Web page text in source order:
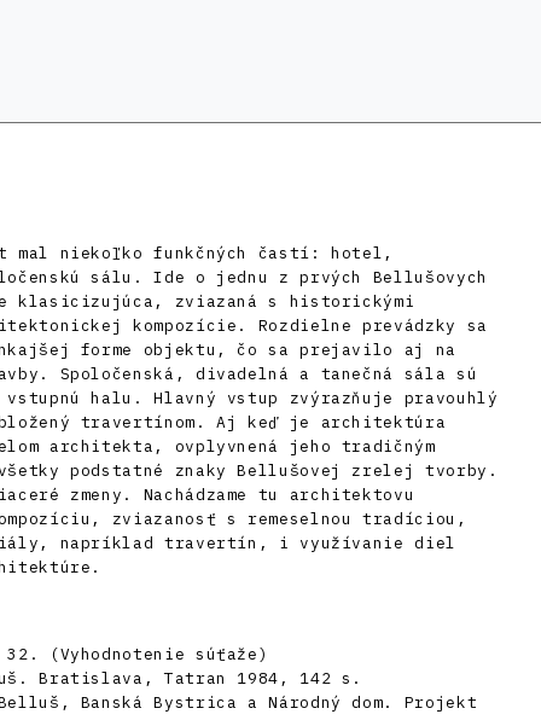
mal niekoľko funkčných častí: hotel,
sálu. Ide o jednu z prvých Bellušovych
zviazaná s historickými
kompozície. Rozdielne prevádzky sa
forme objektu, čo sa prejavilo aj na
Spoločenská, divadelná a tanečná sála sú
halu. Hlavný vstup zvýrazňuje pravouhlý
travertínom. Aj keď je architektúra
architekta, ovplyvnená jeho tradičným
podstatné znaky Bellušovej zrelej tvorby.
zmeny. Nachádzame tu architektovu
zviazanosť s remeselnou tradíciou,
napríklad travertín, i využívanie diel
(Vyhodnotenie súťaže)
Bratislava, Tatran 1984, 142 s.
Belluš, Banská Bystrica a Národný dom. Projekt